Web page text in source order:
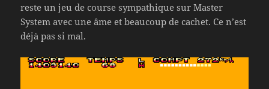
reste un jeu de course sympathique sur Master
System avec une âme et beaucoup de cachet. Ce n’est
déjà pas si mal.